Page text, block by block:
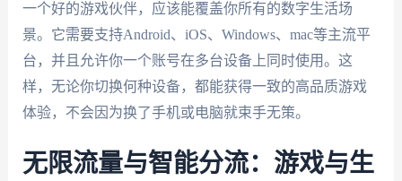
一个好的游戏伙伴，应该能覆盖你所有的数字生活场
景。它需要支持Android、iOS、Windows、mac等主流平
台，并且允许你一个账号在多台设备上同时使用。这
样，无论你切换何种设备，都能获得一致的高品质游戏
体验，不会因为换了手机或电脑就束手无策。
无限流量与智能分流：游戏与生